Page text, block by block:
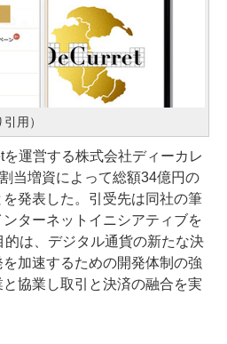
用）
運営する株式会社ディーカレ
当増資によって総額34億円の
発表した。引受先は同社の筆
ターネットイニシアティブを
は、デジタル通貨の新たな決
加速するための開発体制の強
協業し取引と決済の融合を実